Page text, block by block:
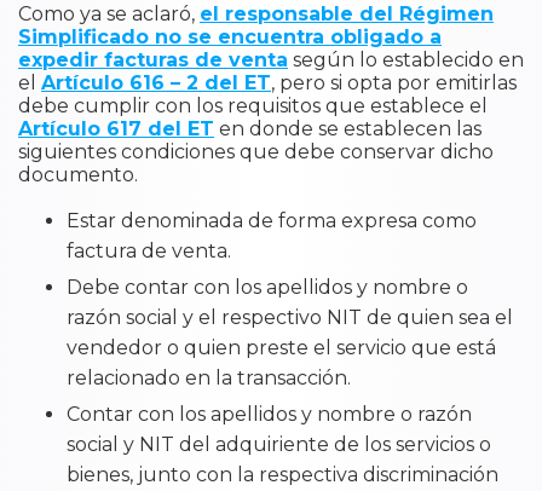
Como ya se aclaró, el responsable del Régimen
Simplificado no se encuentra obligado a
expedir facturas de venta según lo establecido en
el Artículo 616 – 2 del ET, pero si opta por emitirlas
debe cumplir con los requisitos que establece el
Artículo 617 del ET en donde se establecen las
siguientes condiciones que debe conservar dicho
documento.
Estar denominada de forma expresa como
factura de venta.
Debe contar con los apellidos y nombre o
razón social y el respectivo NIT de quien sea el
vendedor o quien preste el servicio que está
relacionado en la transacción.
Contar con los apellidos y nombre o razón
social y NIT del adquiriente de los servicios o
bienes, junto con la respectiva discriminación